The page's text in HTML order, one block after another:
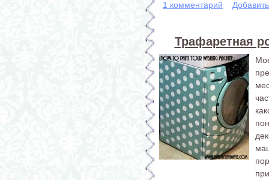
1 комментарий
Трафаретная